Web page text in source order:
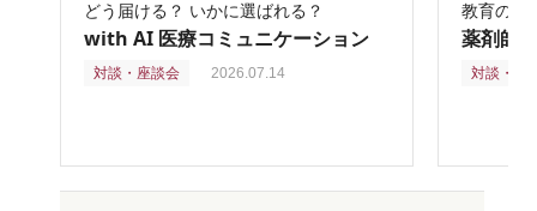
どう届ける？ いかに選ばれる？
with AI 医療コミュニケーション
対談・座談会 2026.07.14
教育の再
薬剤師
対談・座